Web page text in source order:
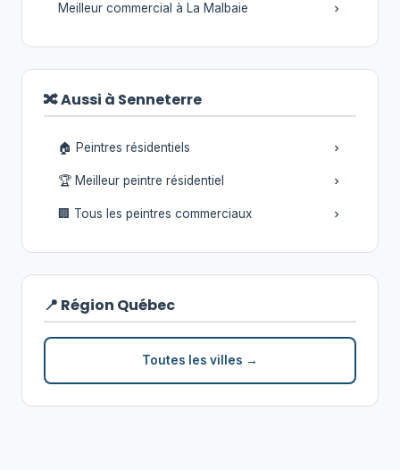
Meilleur commercial à La Malbaie
🔀 Aussi à Senneterre
🏠 Peintres résidentiels
🏆 Meilleur peintre résidentiel
🏢 Tous les peintres commerciaux
📍 Région Québec
Toutes les villes →